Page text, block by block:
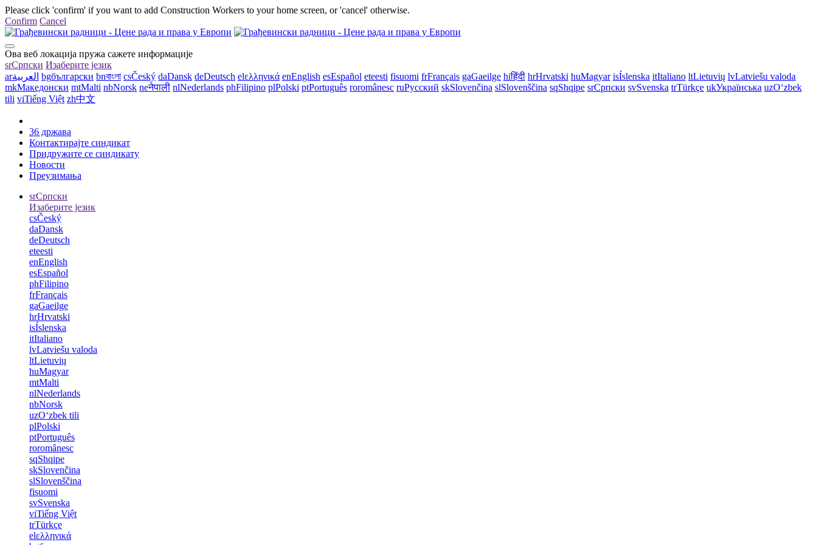
Please click 'confirm' if you want to add Construction Workers to your home screen, or 'cancel' otherwise.
Confirm Cancel
Ова веб локација пружа сажете информације
srСрпски Изаберите језик
arالعربية bgбългарски bnবাংলা csČeský daDansk deDeutsch elελληνικά enEnglish esEspañol eteesti fisuomi frFrançais gaGaeilge hiहिंदी hrHrvatski huMagyar isÍslenska itItaliano ltLietuvių lvLatviešu valoda
mkМакедонски mtMalti nbNorsk neनेपाली nlNederlands phFilipino plPolski ptPortuguês roromânesc ruРусский skSlovenčina slSlovenščina sqShqipe srСрпски svSvenska trTürkçe ukУкраїнська uzOʻzbek
tili viTiếng Việt zh中文
36 држава
Контактирајте синдикат
Придружите се синдикату
Новости
Преузимања
srСрпски
Изаберите језик
csČeský
daDansk
deDeutsch
eteesti
enEnglish
esEspañol
phFilipino
frFrançais
gaGaeilge
hrHrvatski
isÍslenska
itItaliano
lvLatviešu valoda
ltLietuvių
huMagyar
mtMalti
nlNederlands
nbNorsk
uzOʻzbek tili
plPolski
ptPortuguês
roromânesc
sqShqipe
skSlovenčina
slSlovenščina
fisuomi
svSvenska
viTiếng Việt
trTürkçe
elελληνικά